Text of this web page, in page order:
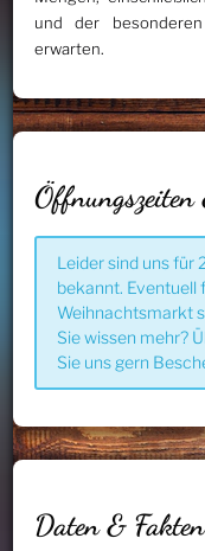
und der
erwarten.
Leider sind uns für
bekannt. Eventuell
Weihnachtsmarkt
Sie wissen mehr?
Sie uns gern
Daten &